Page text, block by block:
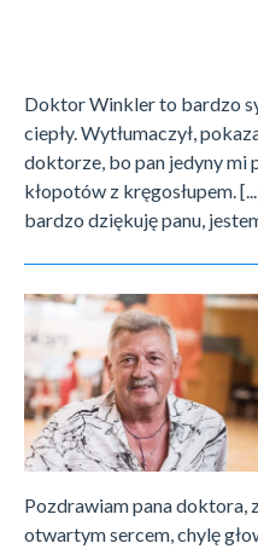
Doktor Winkler to bardzo
ciepły. Wytłumaczył,
doktorze, bo pan jedyny mi
kłopotów z kręgosłupem.
bardzo dziękuję panu,
Pozdrawiam pana doktora,
otwartym sercem, chylę